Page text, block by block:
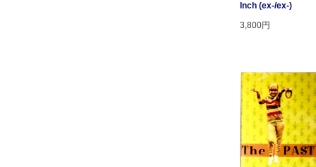
Inch (ex-/ex-)
3,800円